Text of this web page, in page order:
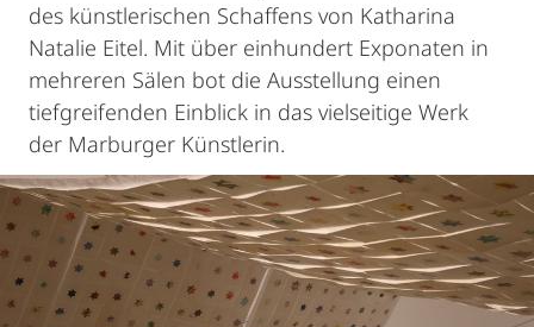
des künstlerischen Schaffens von Katharina
Natalie Eitel. Mit über einhundert Exponaten in
mehreren Sälen bot die Ausstellung einen
tiefgreifenden Einblick in das vielseitige Werk
der Marburger Künstlerin.